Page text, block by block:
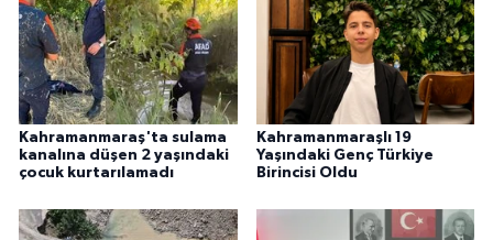
Kahramanmaraş'ta sulama
kanalına düşen 2 yaşındaki
çocuk kurtarılamadı
Kahramanmaraşlı 19
Yaşındaki Genç Türkiye
Birincisi Oldu